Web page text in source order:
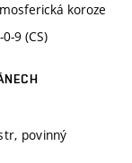
koroze
9 (CS)
povinný